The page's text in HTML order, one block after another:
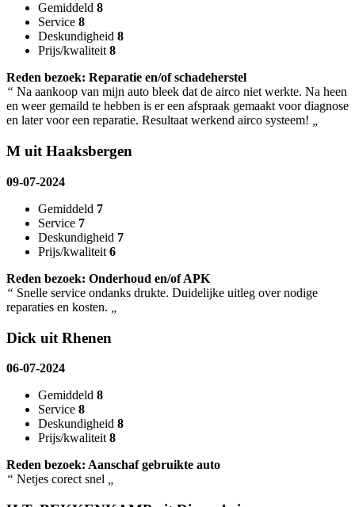
Gemiddeld 8
Service 8
Deskundigheid 8
Prijs/kwaliteit 8
Reden bezoek: Reparatie en/of schadeherstel
“ Na aankoop van mijn auto bleek dat de airco niet werkte. Na heen
en weer gemaild te hebben is er een afspraak gemaakt voor diagnose
en later voor een reparatie. Resultaat werkend airco systeem! „
M uit Haaksbergen
09-07-2024
Gemiddeld 7
Service 7
Deskundigheid 7
Prijs/kwaliteit 6
Reden bezoek: Onderhoud en/of APK
“ Snelle service ondanks drukte. Duidelijke uitleg over nodige
reparaties en kosten.
Dick uit Rhenen
06-07-2024
Gemiddeld 8
Service 8
Deskundigheid 8
Prijs/kwaliteit 8
Reden bezoek: Aanschaf gebruikte auto
“ Netjes corect snel